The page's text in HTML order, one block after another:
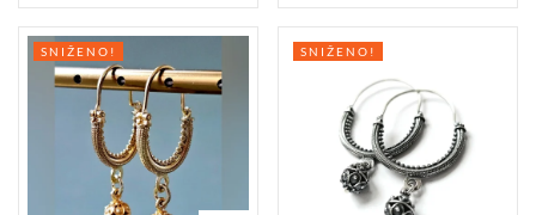
SNIŽENO! SNIŽENO!